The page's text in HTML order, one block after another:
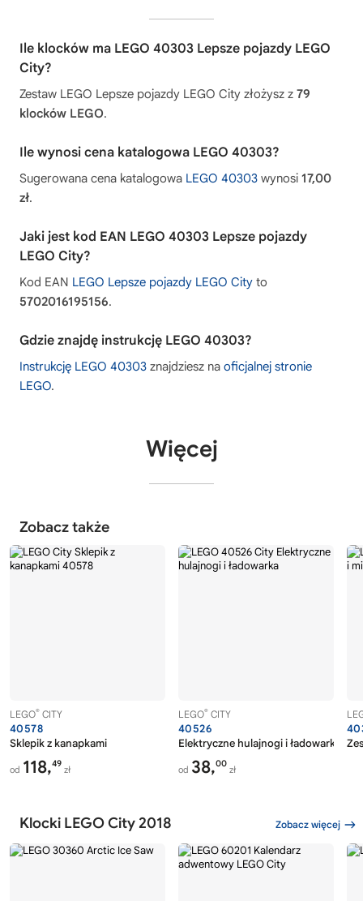
Ile klocków ma LEGO 40303 Lepsze pojazdy LEGO
City?
Zestaw LEGO Lepsze pojazdy LEGO City złożysz z 79
klocków LEGO.
Ile wynosi cena katalogowa LEGO 40303?
Sugerowana cena katalogowa LEGO 40303 wynosi 17,00
zł.
Jaki jest kod EAN LEGO 40303 Lepsze pojazdy
LEGO City?
Kod EAN LEGO Lepsze pojazdy LEGO City to
5702016195156.
Gdzie znajdę instrukcję LEGO 40303?
Instrukcję LEGO 40303 znajdziesz na oficjalnej stronie
LEGO.
Więcej
Zobacz także
LEGO® CITY
40578
Sklepik z kanapkami
od 118,49
zł
LEGO® CITY
40526
Elektryczne hulajnogi i ładowarka
od 38,00
zł
Klocki LEGO City 2018 Zobacz więcej